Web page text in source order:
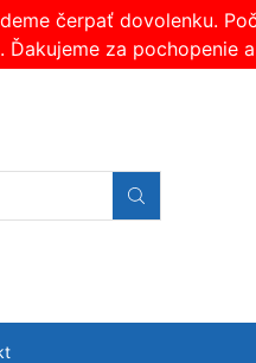
čerpať dovolenku.
za pochopenie